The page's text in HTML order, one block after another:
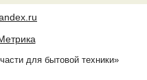
для бытовой техники»